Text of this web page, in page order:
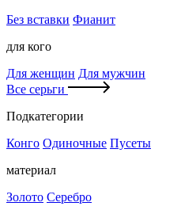
Без вставки Фианит
для кого
Для женщин Для мужчин
Все серьги
Подкатегории
Конго Одиночные Пусеты
материал
Золото Серебро